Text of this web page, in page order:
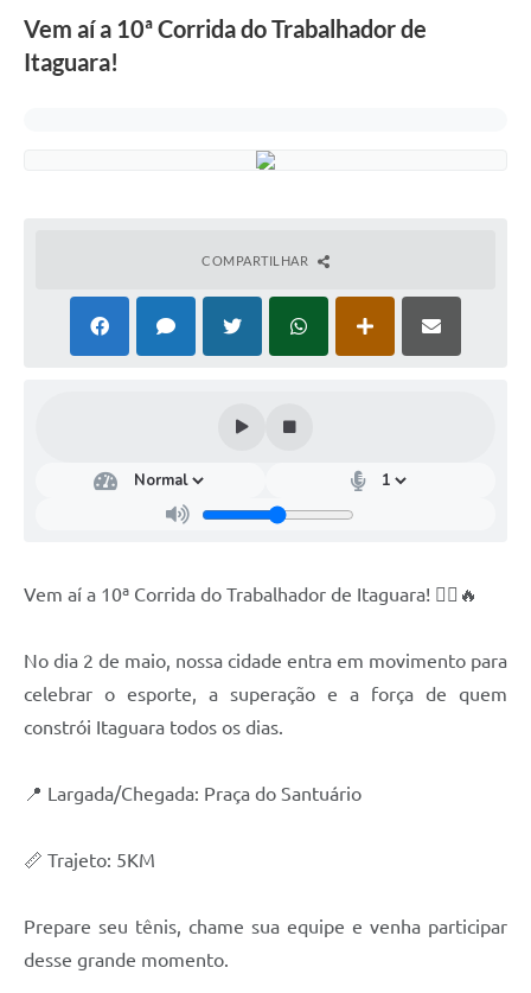
Vem aí a 10ª Corrida do Trabalhador de
Itaguara!
COMPARTILHAR
Vem aí a 10ª Corrida do Trabalhador de Itaguara! 🏃‍♂️🔥
No dia 2 de maio, nossa cidade entra em movimento para
celebrar o esporte, a superação e a força de quem
constrói Itaguara todos os dias.
📍 Largada/Chegada: Praça do Santuário
📏 Trajeto: 5KM
Prepare seu tênis, chame sua equipe e venha participar
desse grande momento.